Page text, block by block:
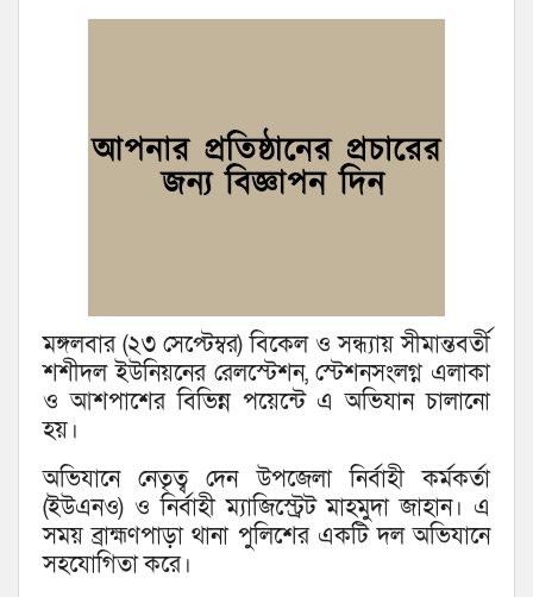
মঙ্গলবার (২৩ সেপ্টেম্বর) বিকেল ও সন্ধ্যায় সীমান্তবর্তী
শশীদল ইউনিয়নের রেলস্টেশন, স্টেশনসংলগ্ন এলাকা
ও আশপাশের বিভিন্ন পয়েন্টে এ অভিযান চালানো
হয়।
অভিযানে নেতৃত্ব দেন উপজেলা নির্বাহী কর্মকর্তা
(ইউএনও) ও নির্বাহী ম্যাজিস্ট্রেট মাহমুদা জাহান। এ
সময় ব্রাহ্মণপাড়া থানা পুলিশের একটি দল অভিযানে
সহযোগিতা করে।